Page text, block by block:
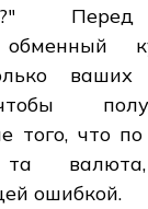
обменный
того, что
валюта,
ошибкой.